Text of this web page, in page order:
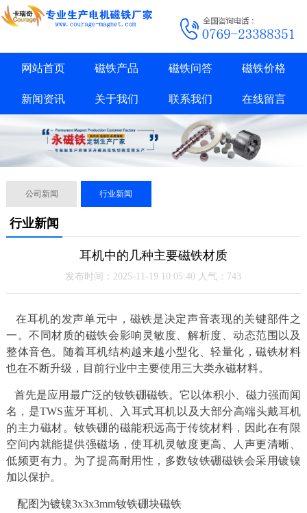
网站首页 磁铁产品 磁铁问答 磁铁价格
新闻资讯 关于我们 联系我们 在线留言
公司新闻 行业新闻
行业新闻
耳机中的几种主要磁铁材质
发布时间：2025-11-19 10:05:40 人气：743
在耳机的发声单元中，磁铁是决定声音表现的关键部件之
一。不同材质的磁铁会影响灵敏度、解析度、动态范围以及
整体音色。随着耳机结构越来越小型化、轻量化，磁铁材料
也在不断升级，目前行业中主要使用三大类永磁材料。
首先是应用最广泛的钕铁硼磁铁。它以体积小、磁力强而闻
名，是TWS蓝牙耳机、入耳式耳机以及大部分高端头戴耳机
的主力磁材。钕铁硼的磁能积远高于传统材料，因此在有限
空间内就能提供强磁场，使耳机灵敏度更高、人声更清晰、
低频更有力。为了提高耐用性，多数钕铁硼磁铁会采用镀镍
加以保护。
配图为镀镍3x3x3mm钕铁硼块磁铁